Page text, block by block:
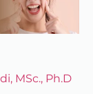
MSc., Ph.D